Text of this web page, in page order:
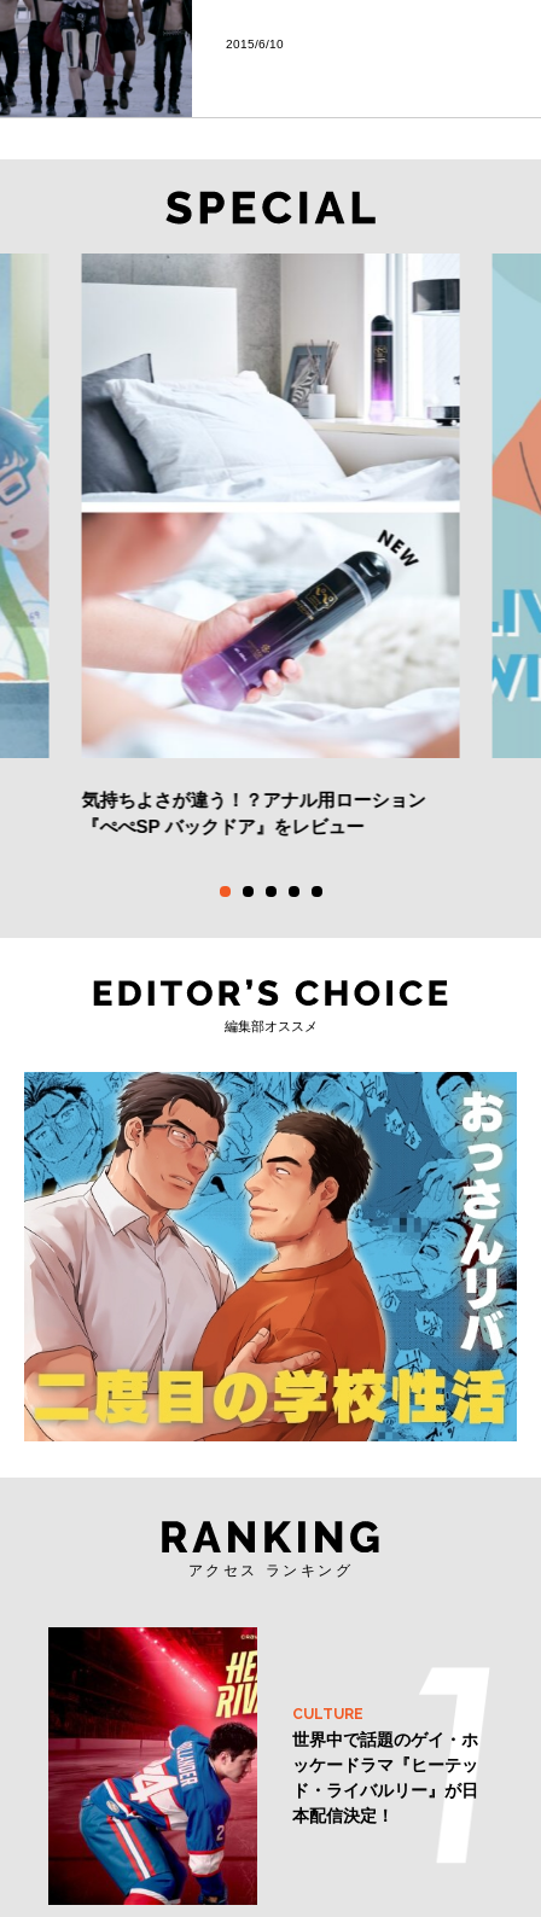
2015/6/10
気持ちよさが違う！？アナル用ローション
『ぺぺSP バックドア』をレビュー
編集部オススメ
アクセス ランキング
CULTURE
世界中で話題のゲイ・ホ
ッケードラマ『ヒーテッ
ド・ライバルリー』が日
本配信決定！